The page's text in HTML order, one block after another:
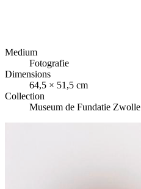
Medium
Fotografie
Dimensions
64,5 × 51,5 cm
Collection
Museum de Fundatie Zwolle